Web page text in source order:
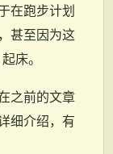
在跑步计划
甚至因为这
床。
之前的文章
细介绍，有